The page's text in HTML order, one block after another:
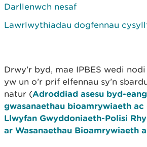
Darllenwch nesaf
Lawrlwythiadau dogfennau
Drwy’r byd, mae IPBES wedi
yw un o’r prif elfennau sy’n
natur (Adroddiad asesu byd-
gwasanaethau bioamrywiaeth ac
Llwyfan Gwyddoniaeth-Polisi
ar Wasanaethau Bioamrywiaeth